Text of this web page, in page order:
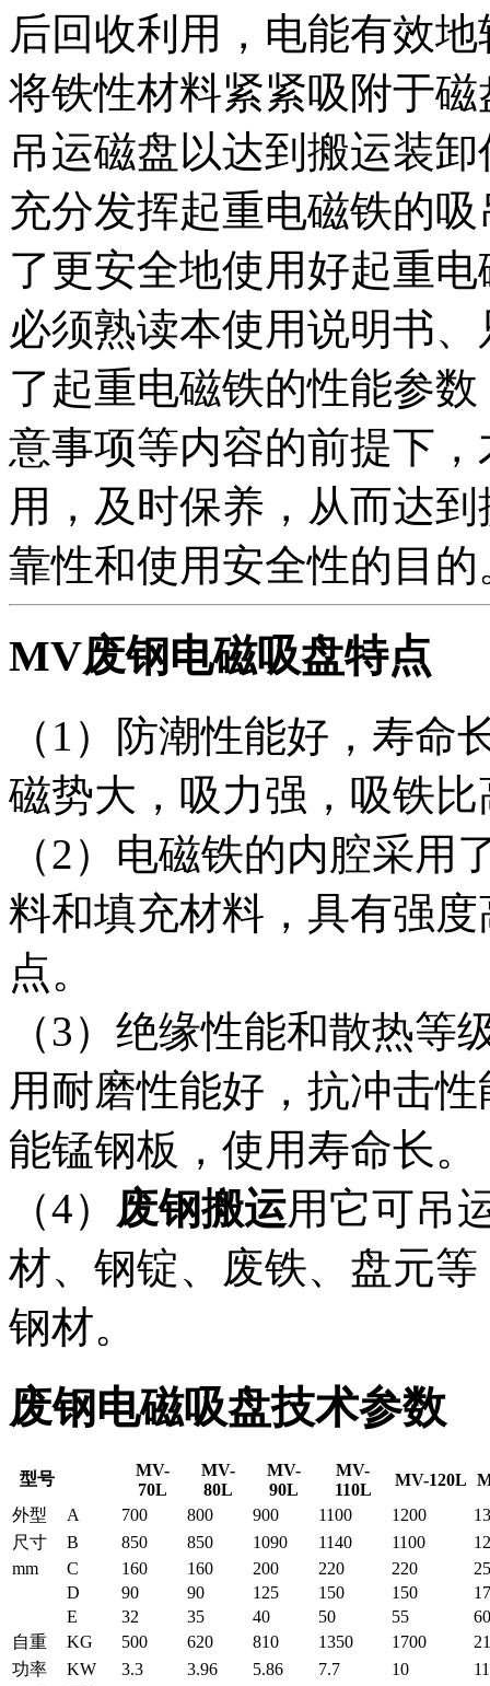
后回收利用，电能有效
将铁性材料紧紧吸附于
吊运磁盘以达到搬运装
充分发挥起重电磁铁的
了更安全地使用好起重
必须熟读本使用说明书
了起重电磁铁的性能参
意事项等内容的前提下
用，及时保养，从而达
靠性和使用安全性的目的
MV废钢电磁吸盘特点
（1）防潮性能好，寿命
磁势大，吸力强，吸铁比
（2）电磁铁的内腔采用
料和填充材料，具有强
点。
（3）绝缘性能和散热等
用耐磨性能好，抗冲击
能锰钢板，使用寿命长。
（4） 废钢搬运用它可吊
材、钢锭、废铁、盘元
钢材。
废钢电磁吸盘技术参数
型号
MV-
70L
MV-
80L
MV-
90L
MV-
110L
MV-120L
外型
A 700 800 900 1100 1200
尺寸
B 850 850 1090 1140 1100
mm
C 160 160 200 220 220
D
90 90 125 150 150
E
32 35 40 50 55
60
自重
KG 500 620 810 1350 1700
功率
KW 3.3 3.96 5.86 7.7 10